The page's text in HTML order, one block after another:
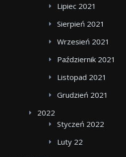
Lipiec 2021
Sierpień 2021
Wrzesień 2021
Październik 2021
Listopad 2021
Grudzień 2021
2022
Styczeń 2022
Luty 22